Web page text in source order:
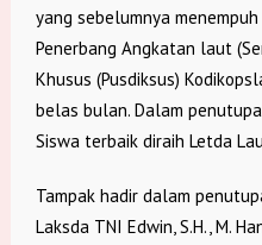
yang sebelumnya
Penerbang Angkatan laut
Khusus (Pusdiksus)
belas bulan. Dalam
Siswa terbaik diraih Letda
Tampak hadir dalam
Laksda TNI Edwin, S.H., M.